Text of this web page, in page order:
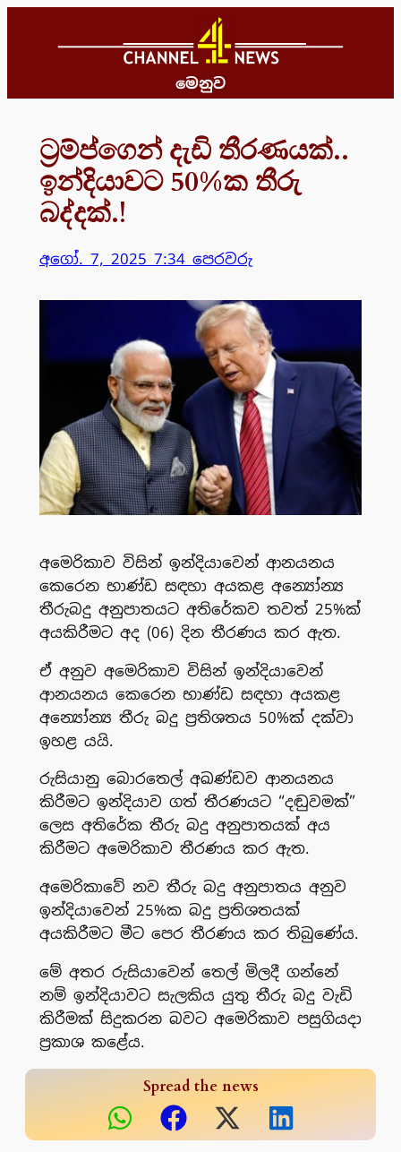
මෙනුව
ට්‍රම්ප්ගෙන් දැඩි තීරණයක්..
ඉන්දියාවට 50%ක තීරු
බද්දක්.!
අගෝ. 7, 2025 7:34 පෙරවරු
අමෙරිකාව විසින් ඉන්දියාවෙන් ආනයනය
කෙරෙන භාණ්ඩ සඳහා අයකළ අන්‍යෝන්‍ය
තීරුබදු අනුපාතයට අතිරේකව තවත් 25%ක්
අයකිරීමට අද (06) දින තීරණය කර ඇත.
ඒ අනුව අමෙරිකාව විසින් ඉන්දියාවෙන්
ආනයනය කෙරෙන භාණ්ඩ සඳහා අයකළ
අන්‍යෝන්‍ය තීරු බදු ප්‍රතිශතය 50%ක් දක්වා
ඉහළ යයි.
රුසියානු බොරතෙල් අඛණ්ඩව ආනයනය
කිරීමට ඉන්දියාව ගත් තීරණයට “දඬුවමක්”
ලෙස අතිරේක තීරු බදු අනුපාතයක් අය
කිරීමට අමෙරිකාව තීරණය කර ඇත.
අමෙරිකාවේ නව තීරු බදු අනුපාතය අනුව
ඉන්දියාවෙන් 25%ක බදු ප්‍රතිශතයක්
අයකිරීමට මීට පෙර තීරණය කර තිබුණේය.
මේ අතර රුසියාවෙන් තෙල් මිලදී ගන්නේ
නම් ඉන්දියාවට සැලකිය යුතු තීරු බදු වැඩි
කිරීමක් සිදුකරන බවට අමෙරිකාව පසුගියදා
ප්‍රකාශ කළේය.
Spread the news